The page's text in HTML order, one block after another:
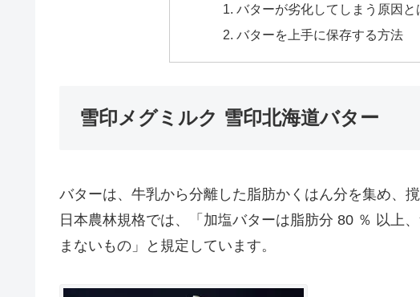
バターが劣化してしまう原因と
バターを上手に保存する方法
雪印メグミルク 雪印北海道バター
バターは、牛乳から分離した脂肪かくはん分を集め、
日本農林規格では、「加塩バターは脂肪分 80 ％ 以上
まないもの」と規定しています。